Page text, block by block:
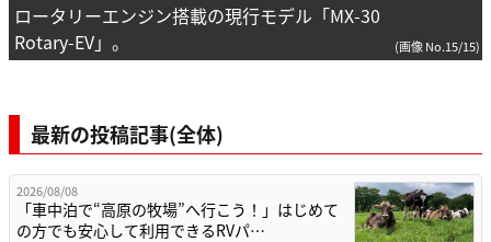
ロータリーエンジン搭載の現行モデル「MX-30
Rotary-EV」。
(画像 No.15/15)
最新の投稿記事(全体)
2026/08/08
「車中泊で“高原の牧場”へ行こう！」はじめて
の方でも安心して利用できるRVパ…